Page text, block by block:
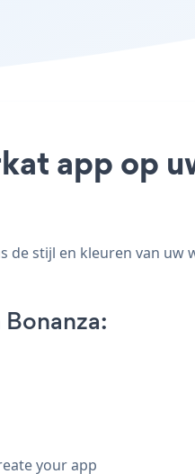
app op
de stijl en kleuren van
your app